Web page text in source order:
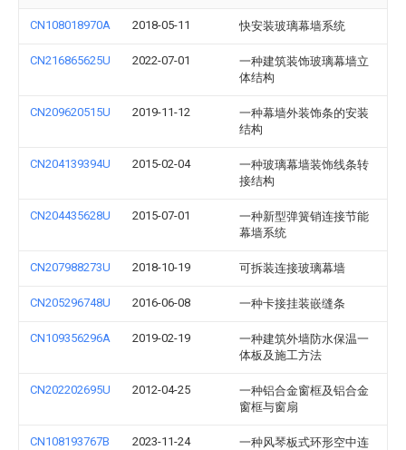
CN108018970A 2018-05-11 快安装玻璃幕墙系统
CN216865625U 2022-07-01
一种建筑装饰玻璃幕墙立
体结构
CN209620515U 2019-11-12
一种幕墙外装饰条的安装
结构
CN204139394U 2015-02-04
一种玻璃幕墙装饰线条转
接结构
CN204435628U 2015-07-01
一种新型弹簧销连接节能
幕墙系统
CN207988273U 2018-10-19 可拆装连接玻璃幕墙
CN205296748U 2016-06-08 一种卡接挂装嵌缝条
CN109356296A 2019-02-19
一种建筑外墙防水保温一
体板及施工方法
CN202202695U 2012-04-25
一种铝合金窗框及铝合金
窗框与窗扇
CN108193767B 2023-11-24
一种风琴板式环形空中连